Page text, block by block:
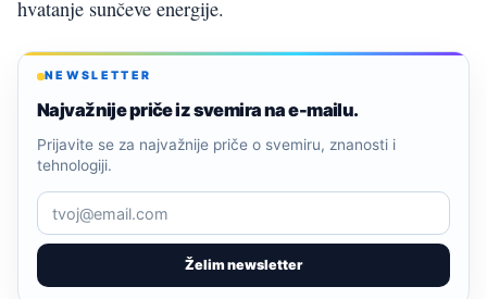
hvatanje sunčeve energije.
NEWSLETTER
Najvažnije priče iz svemira na e-mailu.
Želim newsletter
Prijavite se za najvažnije priče o svemiru, znanosti i
tehnologiji.